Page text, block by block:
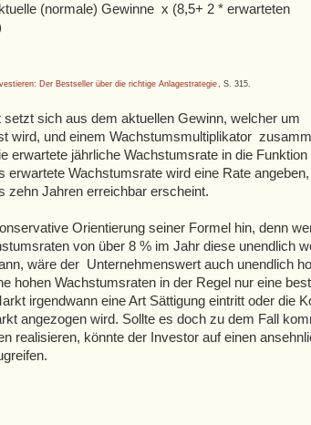
(normale) Gewinne x (8,5+ 2 * erwarteten
Der Bestseller über die richtige Anlagestrategie , S. 315.
sich aus dem aktuellen Gewinn, welcher um
wird, und einem Wachstumsmultiplikator
erwartete jährliche Wachstumsrate in die Funktion
erwartete Wachstumsrate wird eine Rate
zehn Jahren erreichbar erscheint.
Orientierung seiner Formel hin, denn
von über 8 % im Jahr diese unendlich
wäre der Unternehmenswert auch unendlich
hohen Wachstumsraten in der Regel nur eine
irgendwann eine Art Sättigung eintritt oder die
angezogen wird. Sollte es doch zu dem Fall
realisieren, könnte der Investor auf einen